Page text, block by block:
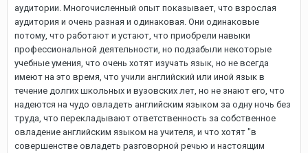
аудитории. Многочисленный опыт показывает, что взрослая
аудитория и очень разная и одинаковая. Они одинаковые
потому, что работают и устают, что приобрели навыки
профессиональной деятельности, но подзабыли некоторые
учебные умения, что очень хотят изучать язык, но не всегда
имеют на это время, что учили английский или иной язык в
течение долгих школьных и вузовских лет, но не знают его, что
надеются на чудо овладеть английским языком за одну ночь без
труда, что перекладывают ответственность за собственное
овладение английским языком на учителя, и что хотят "в
совершенстве овладеть разговорной речью и настоящим